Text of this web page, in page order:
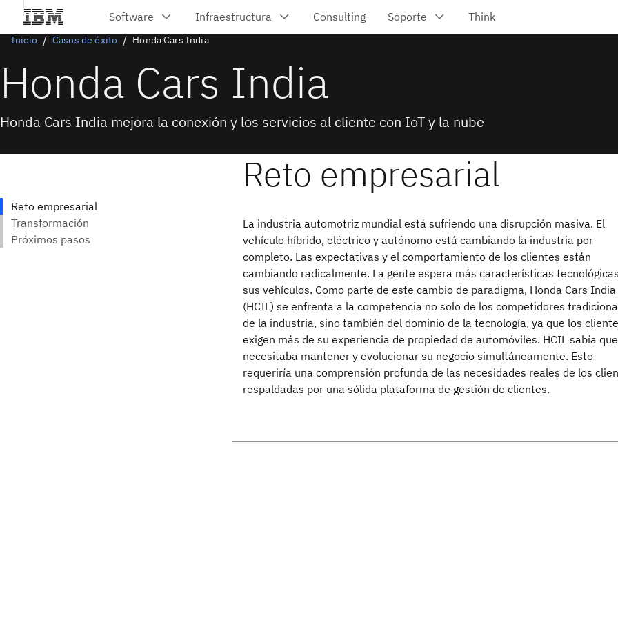
Inicio Casos de éxito Honda Cars India
Honda Cars India
Honda Cars India mejora la conexión y los servicios al cliente con IoT y la nube
La industria automotriz mundial está sufriendo una disrupción masiva. El
vehículo híbrido, eléctrico y autónomo está cambiando la industria por
completo. Las expectativas y el comportamiento de los clientes están
cambiando radicalmente. La gente espera más características
sus vehículos. Como parte de este cambio de paradigma, Honda Cars India
(HCIL) se enfrenta a la competencia no solo de los competidores
de la industria, sino también del dominio de la tecnología, ya que los
exigen más de su experiencia de propiedad de automóviles. HCIL sabía que
necesitaba mantener y evolucionar su negocio simultáneamente. Esto
requeriría una comprensión profunda de las necesidades reales de los
respaldadas por una sólida plataforma de gestión de clientes.